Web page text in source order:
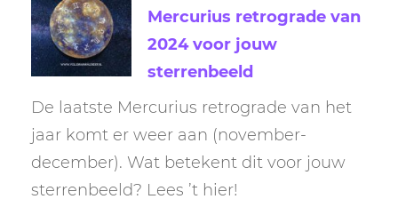
Mercurius retrograde van
2024 voor jouw
sterrenbeeld
De laatste Mercurius retrograde van het
jaar komt er weer aan (november-
december). Wat betekent dit voor jouw
sterrenbeeld? Lees ’t hier!